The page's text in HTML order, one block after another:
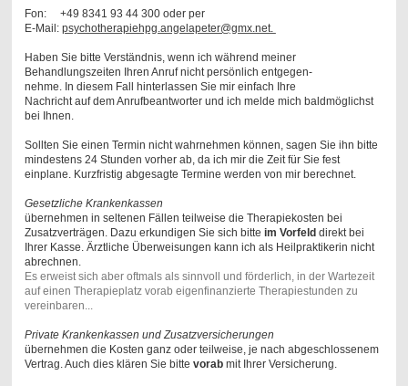
Fon: +49 8341 93 44 300 oder per
E-Mail: psychotherapiehpg.angelapeter@gmx.net.
Haben Sie bitte Verständnis, wenn ich während meiner
Behandlungszeiten Ihren Anruf nicht persönlich entgegen-
nehme. In diesem Fall hinterlassen Sie mir einfach Ihre
Nachricht auf dem Anrufbeantworter und ich melde mich baldmöglichst
bei Ihnen.
Sollten Sie einen Termin nicht wahrnehmen können, sagen Sie ihn bitte
mindestens 24 S tunden vorher ab, da ich mir die Zeit für Sie fest
einplane. Kurzfristig abgesagte Termine werden von mir berechnet.
Gesetzliche Krankenkassen
übernehmen in seltenen Fällen teilweise die Therapiekosten bei
Zusatzverträgen. Dazu erkundigen Sie sich bitte im Vorfeld direkt bei
Ihrer Kasse. Ärztliche Überweisungen kann ich als Heilpraktikerin nicht
abrechnen.
Es erweist sich aber oftmals als sinnvoll und förderlich, in der Wartezeit
auf einen Therapieplatz vorab eigenfinanzierte Therapiestunden zu
vereinbaren...
Private Krankenkassen und Zusatzversicherungen
übernehmen die Kosten ganz oder teilweise, je nach abgeschlossenem
Vertrag. Auch dies klären Sie bitte vorabmit Ihrer Versicherung.